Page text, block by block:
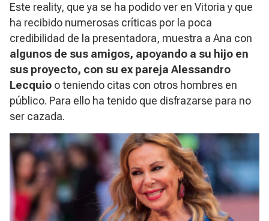
Este reality, que ya se ha podido ver en Vitoria y que
ha recibido numerosas críticas por la poca
credibilidad de la presentadora, muestra a Ana con
algunos de sus amigos, apoyando a su hijo en
sus proyecto, con su ex pareja Alessandro
Lecquio o teniendo citas con otros hombres en
público. Para ello ha tenido que disfrazarse para no
ser cazada.​